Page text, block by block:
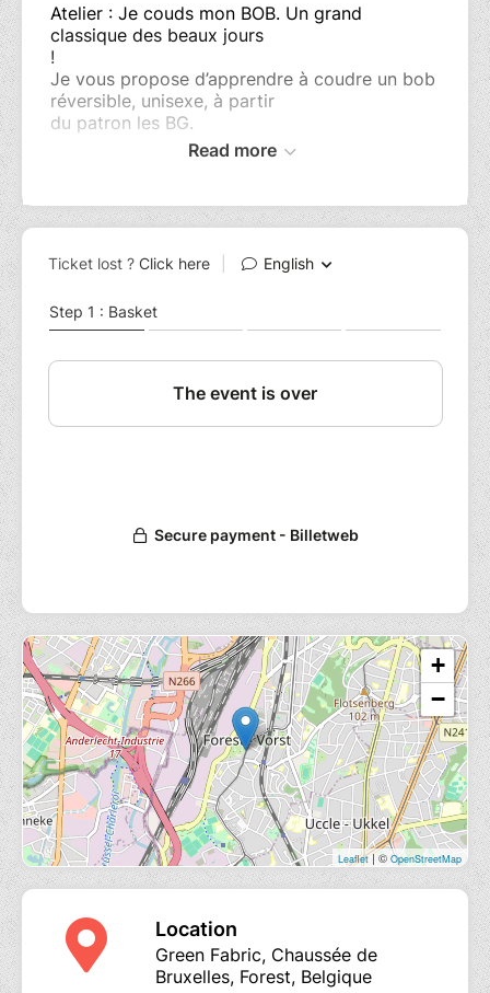
Atelier : Je couds mon BOB. Un grand
classique des beaux jours
!
Je vous propose d’apprendre à coudre un bob
réversible, unisexe, à partir
du patron les BG.
de tissu (X2) en laize 140 cm et un morceau
d’entoilage thermocollant.
Tissus conseillés : Toile de coton, lin, lainage
wax, toile de jean d’épaisseur moyenne.
uni et un tissu fantaisie.
L’atelier se passe au sein de la Green Fabric où
vous disposez de machines à coudre, de
Durée : 2H 30
Accessible à tous
Mesures Covid : Respect des règles sanitaires
en
vigueur et port du masque obligatoire
Read more
+
−
Leaflet| © OpenStreetMap
Location
Green Fabric, Chaussée de
Bruxelles, Forest, Belgique